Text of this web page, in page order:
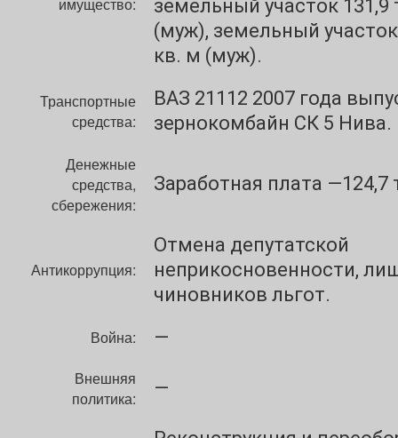
земельный участок
(муж), земельный
кв. м (муж).
Транспортные
средства:
ВАЗ 21112 2007 года
зернокомбайн СК 5 Нива.
Денежные
средства,
сбережения:
Заработная плата —124,7
Антикоррупция:
Отмена депутатской
неприкосновенности,
чиновников льгот.
Война: —
Внешняя
политика:
—